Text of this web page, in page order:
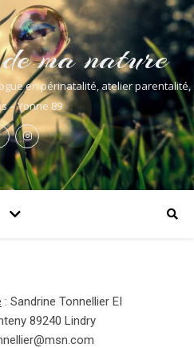
ma nature
en périnatalité, atelier parentalité,
– Yonne 89
: Sandrine Tonnellier EI
89240 Lindry